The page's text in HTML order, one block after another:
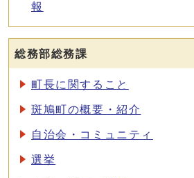
報
総務部総務課
町長に関すること
斑鳩町の概要・紹介
自治会・コミュニティ
選挙